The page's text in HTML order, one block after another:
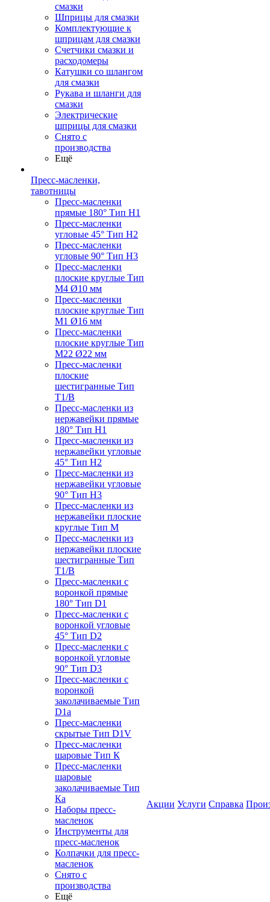
смазки
Шприцы для смазки
Комплектующие к
шприцам для смазки
Счетчики смазки и
расходомеры
Катушки со шлангом
для смазки
Рукава и шланги для
смазки
Электрические
шприцы для смазки
Снято с
производства
Ещё
Пресс-масленки,
тавотницы
Пресс-масленки
прямые 180° Тип H1
Пресс-масленки
угловые 45° Тип H2
Пресс-масленки
угловые 90° Тип H3
Пресс-масленки
плоские круглые Тип
M4 Ø10 мм
Пресс-масленки
плоские круглые Тип
M1 Ø16 мм
Пресс-масленки
плоские круглые Тип
M22 Ø22 мм
Пресс-масленки
плоские
шестигранные Тип
T1/B
Пресс-масленки из
нержавейки прямые
180° Тип H1
Пресс-масленки из
нержавейки угловые
45° Тип H2
Пресс-масленки из
нержавейки угловые
90° Тип H3
Пресс-масленки из
нержавейки плоские
круглые Тип M
Пресс-масленки из
нержавейки плоские
шестигранные Тип
T1/B
Пресс-масленки с
воронкой прямые
180° Тип D1
Пресс-масленки с
воронкой угловые
45° Тип D2
Пресс-масленки с
воронкой угловые
90° Тип D3
Пресс-масленки с
воронкой
заколачиваемые Тип
D1a
Пресс-масленки
скрытые Тип D1V
Пресс-масленки
шаровые Тип К
Пресс-масленки
шаровые
заколачиваемые Тип
Кa
Наборы пресс-
масленок
Инструменты для
пресс-масленок
Колпачки для пресс-
масленок
Снято с
производства
Ещё
Акции Услуги Справка